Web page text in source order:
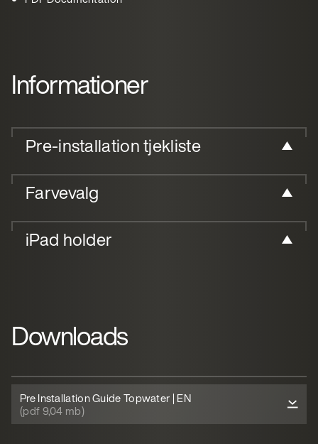
Informationer
Pre-installation tjekliste
Farvevalg
iPad holder
Downloads
Pre Installation Guide Topwater | EN
(pdf 9,04 mb)